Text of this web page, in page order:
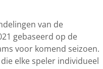
van de
gebaseerd op de
voor komend seizoen.
elke speler individueel